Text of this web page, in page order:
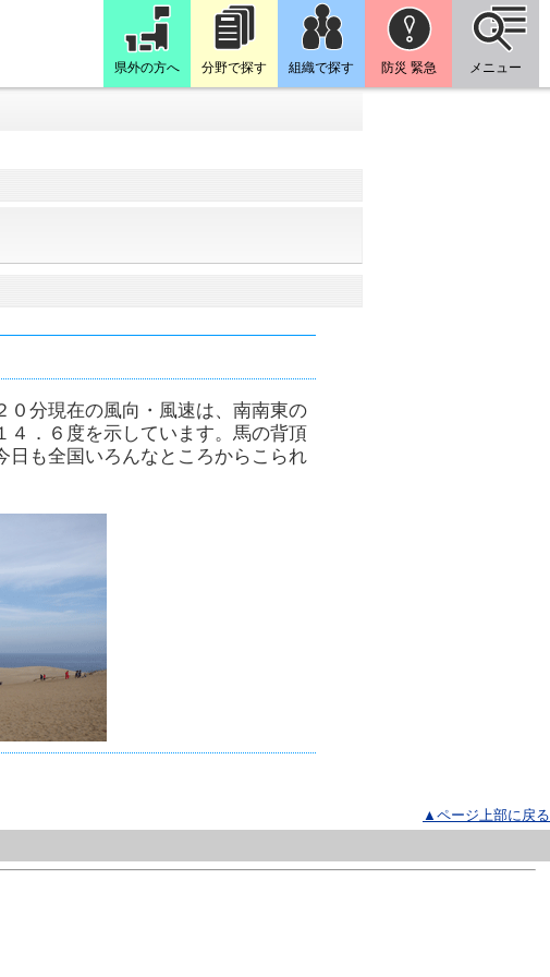
県外の方へ 分野で探す 組織で探す 防災 緊急 メニュー
０分現在の風向・風速は、南南東の
４．６度を示しています。馬の背頂
日も全国いろんなところからこられ
▲ページ上部に戻る